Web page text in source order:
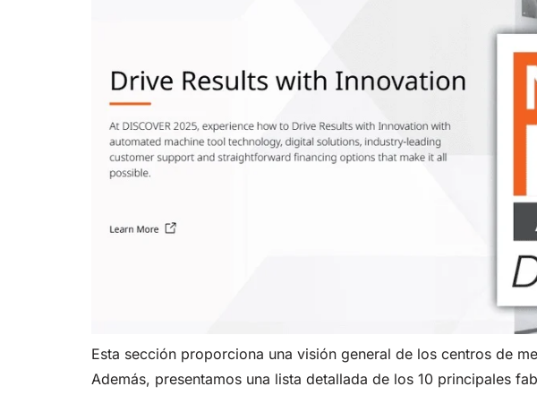
Esta sección proporciona una visión general de los centros de
Además, presentamos una lista detallada de los 10 principales